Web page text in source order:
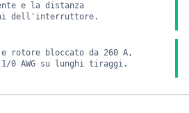
e la distanza
dell'interruttore.
e rotore bloccato da 260 A,
0 AWG su lunghi tiraggi.